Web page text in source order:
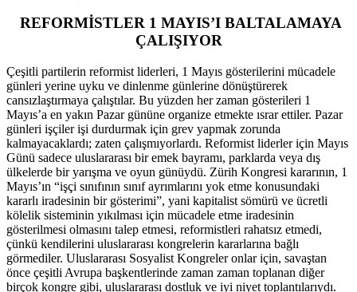
REFORMİSTLER 1 MAYIS’I BALTALAMAYA
ÇALIŞIYOR
Çeşitli partilerin reformist liderleri, 1 Mayıs gösterilerini mücadele
günleri yerine uyku ve dinlenme günlerine dönüştürerek
cansızlaştırmaya çalıştılar. Bu yüzden her zaman gösterileri 1
Mayıs’a en yakın Pazar gününe organize etmekte ısrar ettiler. Pazar
günleri işçiler işi durdurmak için grev yapmak zorunda
kalmayacaklardı; zaten çalışmıyorlardı. Reformist liderler için Mayıs
Günü sadece uluslararası bir emek bayramı, parklarda veya dış
ülkelerde bir yarışma ve oyun günüydü. Zürih Kongresi kararının, 1
Mayıs’ın “işçi sınıfının sınıf ayrımlarını yok etme konusundaki
kararlı iradesinin bir gösterimi”, yani kapitalist sömürü ve ücretli
kölelik sisteminin yıkılması için mücadele etme iradesinin
gösterilmesi olmasını talep etmesi, reformistleri rahatsız etmedi,
çünkü kendilerini uluslararası kongrelerin kararlarına bağlı
görmediler. Uluslararası Sosyalist Kongreler onlar için, savaştan
önce çeşitli Avrupa başkentlerinde zaman zaman toplanan diğer
birçok kongre gibi, uluslararası dostluk ve iyi niyet toplantılarıydı.